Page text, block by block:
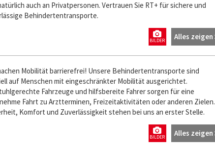
auch an Privatpersonen. Vertrauen Sie RT+ für sichere und
Behindertentransporte.
Alles zeigen
BILDER
Mobilität barrierefrei! Unsere Behindertentransporte sind
auf Menschen mit eingeschränkter Mobilität ausgerichtet.
Fahrzeuge und hilfsbereite Fahrer sorgen für eine
Fahrt zu Arztterminen, Freizeitaktivitäten oder anderen Zielen.
Komfort und Zuverlässigkeit stehen bei uns an erster Stelle.
Alles zeigen
BILDER